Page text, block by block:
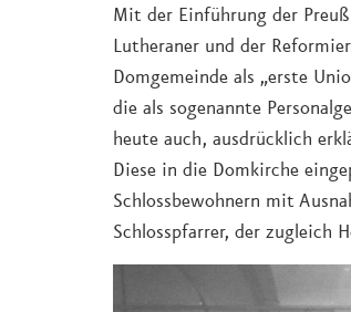
Mit der Einführung der
Lutheraner und der
Domgemeinde als „erste
die als sogenannte
heute auch, ausdrücklich
Diese in die Domkirche
Schlossbewohnern mit
Schlosspfarrer, der zugleich